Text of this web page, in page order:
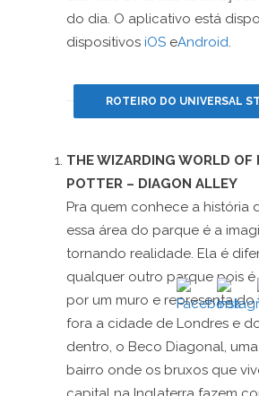
do dia. O aplicativo está
dispositivos iOS eAndroid.
ROTEIRO DO UNIVERSAL
THE WIZARDING WORLD OF
POTTER – DIAGON ALLEY
Pra quem conhece a história
essa área do parque é a
tornando realidade. Ela é
qualquer outro parque pois
por um muro e representa
fora a cidade de Londres e
dentro, o Beco Diagonal,
bairro onde os bruxos que